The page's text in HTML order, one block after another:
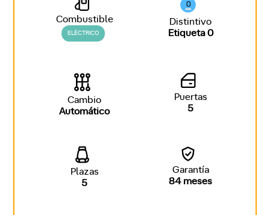
Combustible
ELÉCTRICO
0
Distintivo
Etiqueta 0
Cambio
Automático
Puertas
5
Plazas
5
Garantía
84 meses